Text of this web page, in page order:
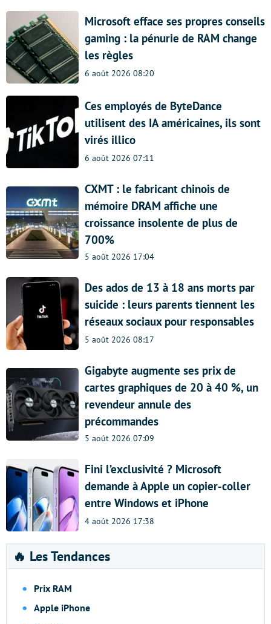
Microsoft efface ses propres conseils
gaming : la pénurie de RAM change
les règles
6 août 2026 08:20
Ces employés de ByteDance
utilisent des IA américaines, ils sont
virés illico
6 août 2026 07:11
CXMT : le fabricant chinois de
mémoire DRAM affiche une
croissance insolente de plus de
700%
5 août 2026 17:04
Des ados de 13 à 18 ans morts par
suicide : leurs parents tiennent les
réseaux sociaux pour responsables
5 août 2026 08:17
Gigabyte augmente ses prix de
cartes graphiques de 20 à 40 %, un
revendeur annule des
précommandes
5 août 2026 07:09
Fini l’exclusivité ? Microsoft
demande à Apple un copier-coller
entre Windows et iPhone
4 août 2026 17:38
🔥 Les Tendances
Prix RAM
Apple iPhone